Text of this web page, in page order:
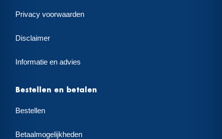
Privacy voorwaarden
Disclaimer
Informatie en advies
Bestellen en betalen
Bestellen
Betaalmogelijkheden